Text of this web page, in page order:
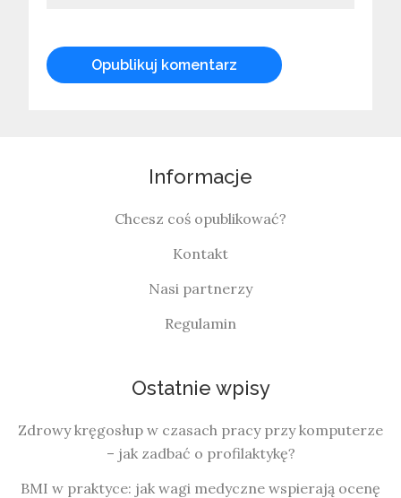
Informacje
Chcesz coś opublikować?
Kontakt
Nasi partnerzy
Regulamin
Ostatnie wpisy
Zdrowy kręgosłup w czasach pracy przy komputerze
– jak zadbać o profilaktykę?
BMI w praktyce: jak wagi medyczne wspierają ocenę